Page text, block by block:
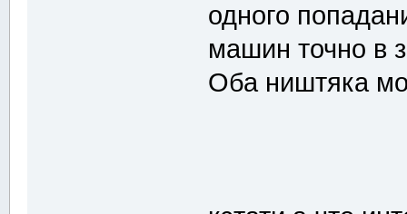
одного
машин точно в
Оба ништяка